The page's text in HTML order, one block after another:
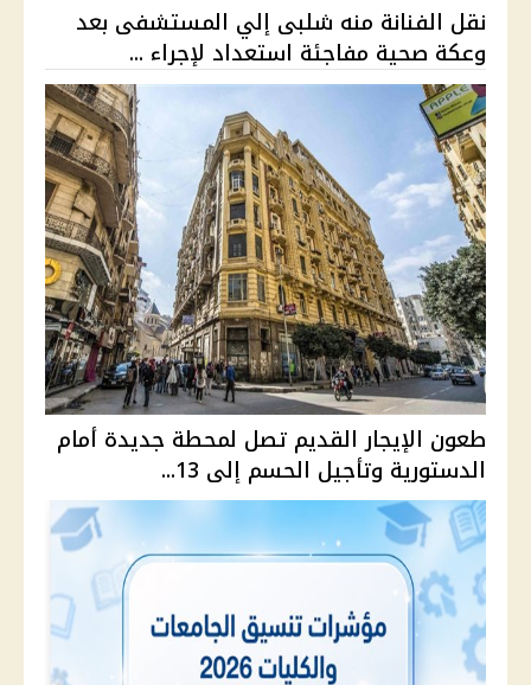
نقل الفنانة منه شلبى إلي المستشفى بعد
وعكة صحية مفاجئة استعداد لإجراء ...
طعون الإيجار القديم تصل لمحطة جديدة أمام
الدستورية وتأجيل الحسم إلى 13...